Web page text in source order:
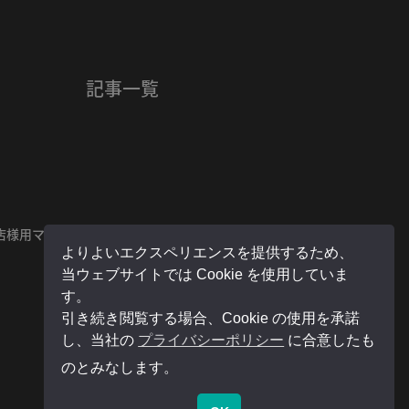
記事一覧
様用マイページ
よりよいエクスペリエンスを提供するため、
当ウェブサイトでは Cookie を使用していま
す。
引き続き閲覧する場合、Cookie の使用を承諾
し、当社の プライバシーポリシー に合意したも
のとみなします。